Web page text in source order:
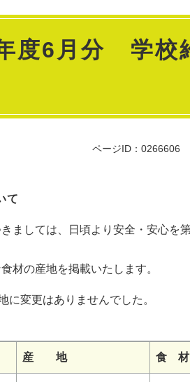
度6月分 学校
ページID：0266606
て
ましては、日頃より安全・安心を
材の産地を掲載いたします。​
に変更はありませんでした。
産 地 食